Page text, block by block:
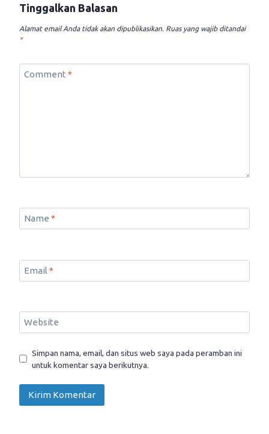
Tinggalkan Balasan
Alamat email Anda tidak akan dipublikasikan. Ruas yang wajib ditandai
*
Comment *
Name *
Email *
Website
Simpan nama, email, dan situs web saya pada peramban ini
untuk komentar saya berikutnya.